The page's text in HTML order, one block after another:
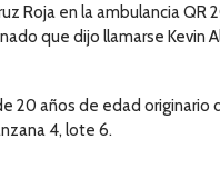
Roja en la ambulancia QR
que dijo llamarse Kevin
20 años de edad originario
4, lote 6.